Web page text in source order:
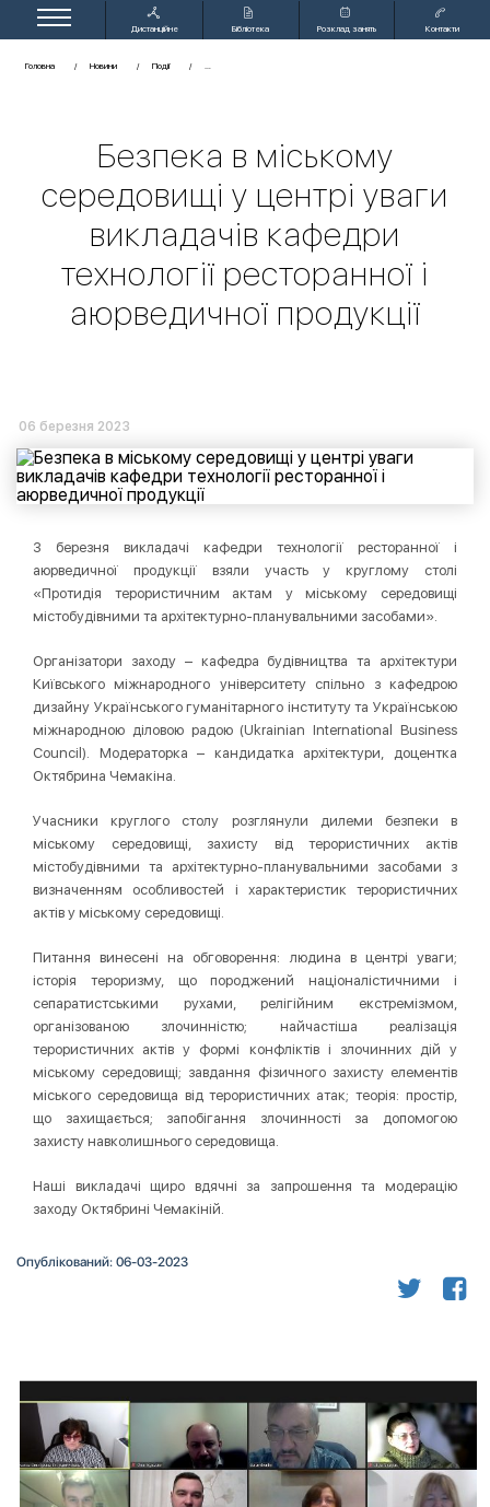
Дистанційне
Бібліотека Розклад занять Контакти
Головна Новини Події
Безпека в міському
середовищі у центрі уваги
викладачів кафедри
технології ресторанної і
аюрведичної продукції
06 березня 2023
3 березня викладачі кафедри технології ресторанної і
аюрведичної продукції взяли участь у круглому столі
«Протидія терористичним актам у міському середовищі
містобудівними та архітектурно-планувальними засобами».
Організатори заходу – кафедра будівництва та архітектури
Київського міжнародного університету спільно з кафедрою
дизайну Українського гуманітарного інституту та Українською
міжнародною діловою радою (Ukrainian International Business
Council). Модераторка – кандидатка архітектури, доцентка
Октябрина Чемакіна.
Учасники круглого столу розглянули дилеми безпеки в
міському середовищі, захисту від терористичних актів
містобудівними та архітектурно-планувальними засобами з
визначенням особливостей і характеристик терористичних
актів у міському середовищі.
Питання винесені на обговорення: людина в центрі уваги;
історія тероризму, що породжений націоналістичними і
сепаратистськими рухами, релігійним екстремізмом,
організованою злочинністю; найчастіша реалізація
терористичних актів у формі конфліктів і злочинних дій у
міському середовищі; завдання фізичного захисту елементів
міського середовища від терористичних атак; теорія: простір,
що захищається; запобігання злочинності за допомогою
захисту навколишнього середовища.
Наші викладачі щиро вдячні за запрошення та модерацію
заходу Октябрині Чемакіній.
Опублікований: 06-03-2023